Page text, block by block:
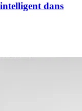
dans